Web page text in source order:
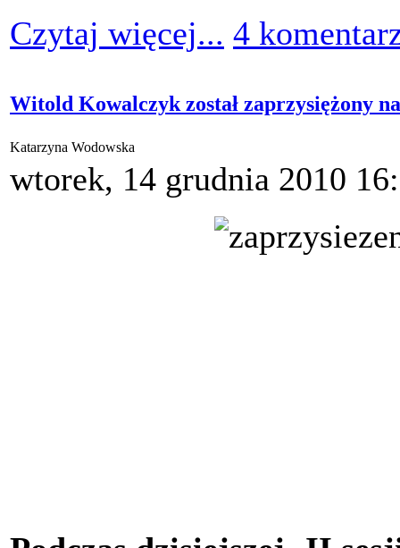
Czytaj więcej... 4
Witold Kowalczyk został zaprzysiężony
Katarzyna Wodowska
wtorek, 14 grudnia 2010